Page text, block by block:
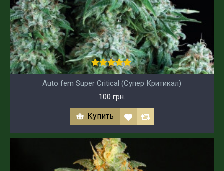
Auto fem Super Critical (Супер Критикал)
100 грн.
Купить